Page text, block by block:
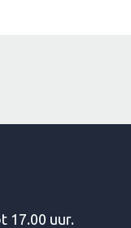
17.00 uur.